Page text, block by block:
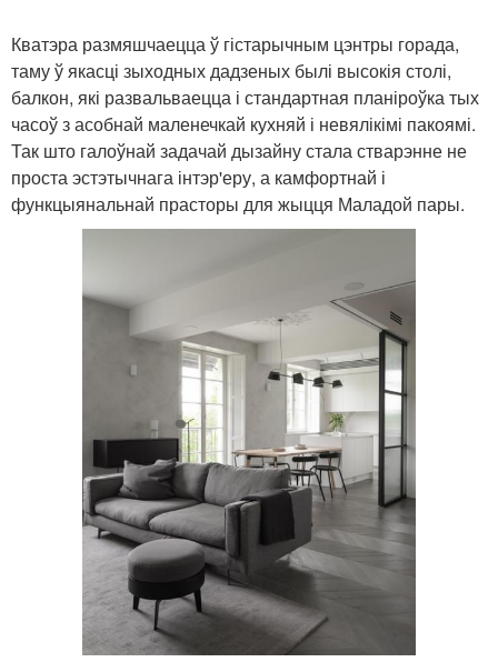
Кватэра размяшчаецца ў гістарычным цэнтры горада,
таму ў якасці зыходных дадзеных былі высокія столі,
балкон, які развальваецца і стандартная планіроўка тых
часоў з асобнай маленечкай кухняй і невялікімі пакоямі.
Так што галоўнай задачай дызайну стала стварэнне не
проста эстэтычнага інтэр'еру, а камфортнай і
функцыянальнай прасторы для жыцця Маладой пары.